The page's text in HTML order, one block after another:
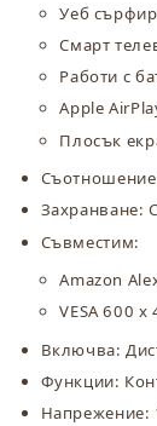
Уеб
Смарт
Работи с
Apple
Плосък
Съотношение
Захранване:
Съвместим:
Amazon
VESA 600 x
Включва:
Функции:
Напрежение: